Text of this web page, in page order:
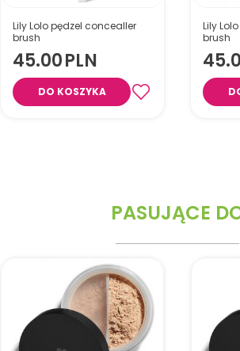
Lily Lolo pędzel concealler
brush
45.00PLN
DO KOSZYKA
Lily
brush
PASUJĄCE